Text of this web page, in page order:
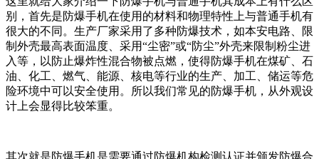
别，首先是防爆手机在使用的材料和物理特性上与普通手机有
很大的不同。生产厂家采用了多种防爆技术，如本安电路、限
制外壳最高表面温度、采用“尘密”或“防尘”外壳来限制粉尘进
入等，以防止爆炸性混合物被点燃，使得防爆手机在煤矿、石
油、化工、燃气、能源、核电等行业的生产、加工、储运等危
险环境中可以安全使用。所以我们常见的防爆手机，从外观设
计上会显得比较笨重。
其次就是防爆手机是需要通过防爆机构检测认证并颁发防爆合